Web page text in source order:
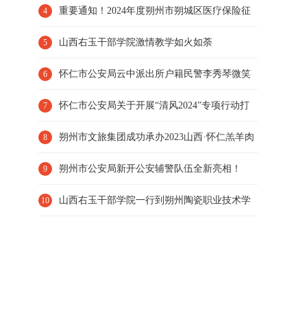
到幼儿园学校开展体检
4 重要通知！2024年度朔州市朔城区医疗保险征
缴倒计时17天，即将截止！
5 山西右玉干部学院激情教学如火如荼
6 怀仁市公安局云中派出所户籍民警李秀琴微笑
服务是她的窗口“名片
7 怀仁市公安局关于开展“清风2024”专项行动打
击整治农村赌博违法
8 朔州市文旅集团成功承办2023山西·怀仁羔羊肉
交易大会布展工作
9 朔州市公安局新开公安辅警队伍全新亮相！
10 山西右玉干部学院一行到朔州陶瓷职业技术学